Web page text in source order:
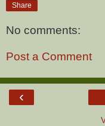
Share
No comments:
Post a Comment
‹